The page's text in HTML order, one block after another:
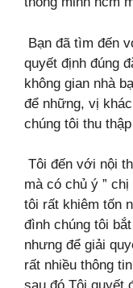
Bạn đã tìm đến
quyết định đúng
không gian nhà
để những, vị
chúng tôi thu
Tôi đến với nội
mà có chủ ý ”
tôi rất khiêm tốn
đình chúng tôi
nhưng để giải
rất nhiều thông